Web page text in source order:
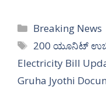
Categories
Breaking News
Tags
200 ಯೂನಿಟ್
Electricity Bill
Gruha Jyothi